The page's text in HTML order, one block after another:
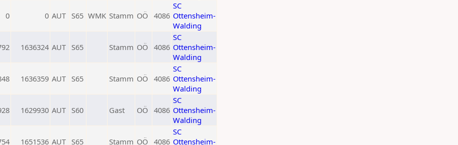
0 0 AUT S65 WMK Stamm OÖ 4086
SC
Ottensheim-
Walding
1636324 AUT S65 Stamm OÖ 4086
SC
Ottensheim-
Walding
1636359 AUT S65 Stamm OÖ 4086
SC
Ottensheim-
Walding
1629930 AUT S60 Gast OÖ 4086
SC
Ottensheim-
Walding
1651536 AUT S65 Stamm OÖ 4086
SC
Ottensheim-